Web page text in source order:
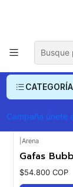
Campaña únete
Niños
FILTROS
Arena
Gafas
$54.800 COP